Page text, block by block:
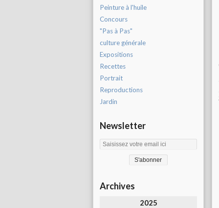
Peinture à l'huile
Concours
"Pas à Pas"
culture générale
Expositions
Recettes
Portrait
Reproductions
Jardin
Newsletter
Archives
2025